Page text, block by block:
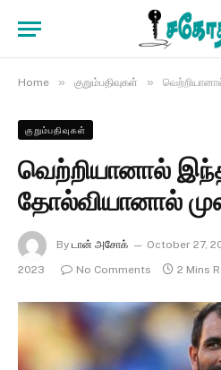
Home » குறும்பதிவுகள் »
குறும்பதிவுகள்
வெற்றியானால்
தோல்வியானால்
By டான் அசோக் October 27,
2023
No Comments 2 Mins